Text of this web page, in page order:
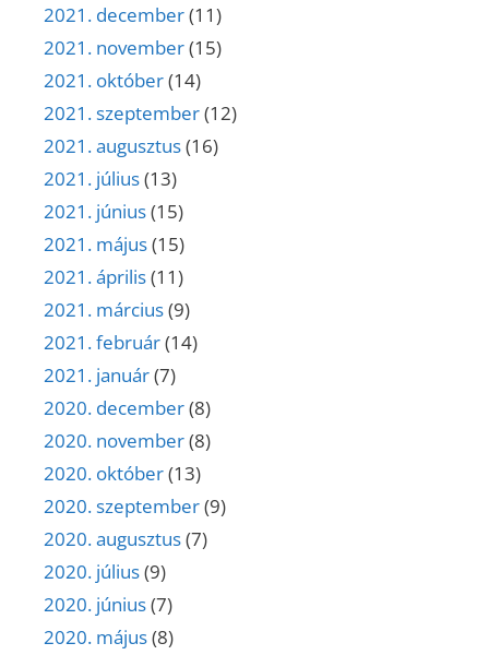
2021. december(11)
2021. november(15)
2021. október(14)
2021. szeptember(12)
2021. augusztus(16)
2021. július(13)
2021. június(15)
2021. május(15)
2021. április(11)
2021. március(9)
2021. február(14)
2021. január(7)
2020. december(8)
2020. november(8)
2020. október(13)
2020. szeptember(9)
2020. augusztus(7)
2020. július(9)
2020. június(7)
2020. május(8)